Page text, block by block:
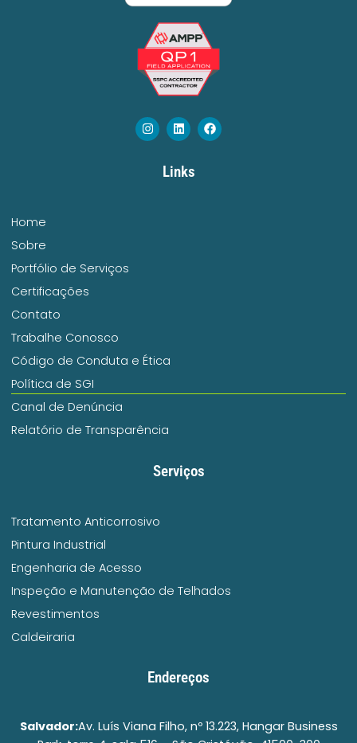
Links
Home
Sobre
Portfólio de Serviços
Certificações
Contato
Trabalhe Conosco
Código de Conduta e Ética
Política de SGI
Canal de Denúncia
Relatório de Transparência
Serviços
Tratamento Anticorrosivo
Pintura Industrial
Engenharia de Acesso
Inspeção e Manutenção de Telhados
Revestimentos
Caldeiraria
Endereços
Salvador:Av. Luís Viana Filho, nº 13.223, Hangar Business